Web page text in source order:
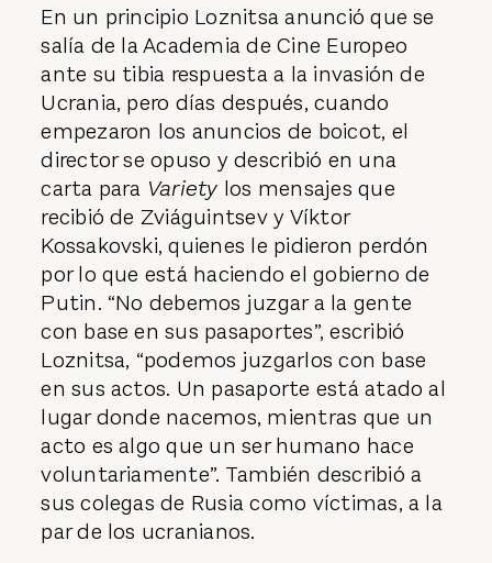
En un principio Loznitsa anunció que se
salía de la Academia de Cine Europeo
ante su tibia respuesta a la invasión de
Ucrania, pero días después, cuando
empezaron los anuncios de boicot, el
director se opuso y describió en una
carta para Variety los mensajes que
recibió de Zviáguintsev y Víktor
Kossakovski, quienes le pidieron perdón
por lo que está haciendo el gobierno de
Putin. “No debemos juzgar a la gente
con base en sus pasaportes”, escribió
Loznitsa, “podemos juzgarlos con base
en sus actos. Un pasaporte está atado al
lugar donde nacemos, mientras que un
acto es algo que un ser humano hace
voluntariamente”. También describió a
sus colegas de Rusia como víctimas, a la
par de los ucranianos.